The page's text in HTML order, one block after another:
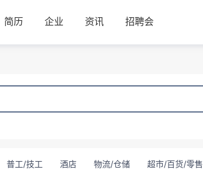
简历 企业 资讯 招聘会
普工/技工 酒店 物流/仓储 超市/百货/零售